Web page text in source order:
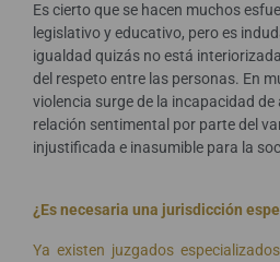
Es cierto que se hacen muchos
legislativo y educativo, pero es
igualdad quizás no está
del respeto entre las personas. En
violencia surge de la incapacidad
relación sentimental por parte del
injustificada e inasumible para la
¿Es necesaria una jurisdicción
Ya existen juzgados